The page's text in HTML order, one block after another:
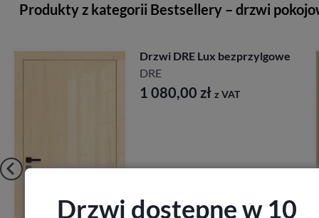
Produkty z kategorii Bestsellery – drzwi
Drzwi DRE Lux bezprzylgowe
1 080,00zł z VAT
Drzwi dostępne w 10